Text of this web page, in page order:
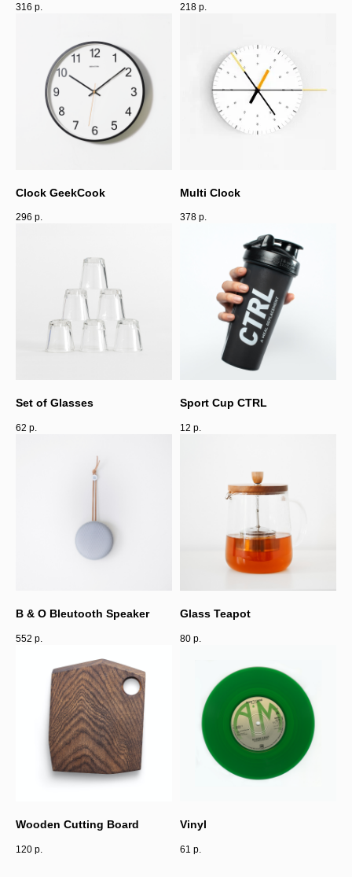
316 р. 218 р.
Clock GeekCook
296 р.
Multi Clock
378 р.
Set of Glasses
62 р.
Sport Cup CTRL
12 р.
B & O Bleutooth Speaker
552 р.
Glass Teapot
80 р.
Wooden Cutting Board
120 р.
Vinyl
61 р.